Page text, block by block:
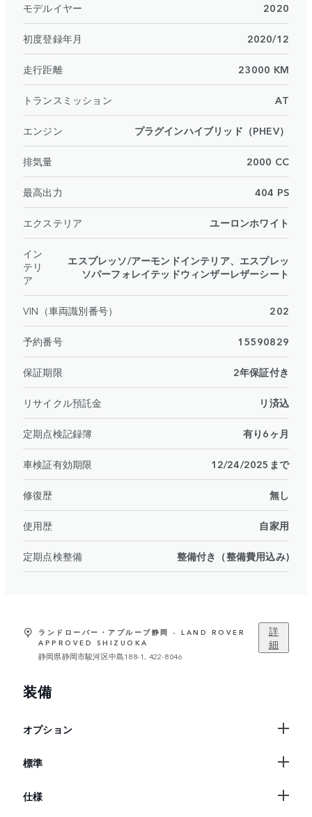
モデルイヤー 2020
初度登録年月 2020/12
走行距離 23000 KM
トランスミッション AT
エンジン プラグインハイブリッド（PHEV）
排気量 2000 CC
最高出力 404 PS
エクステリア ユーロンホワイト
イン
テリ
ア
エスプレッソ/アーモンドインテリア、エスプレッ
ソパーフォレイテッドウィンザーレザーシート
VIN（車両識別番号） 202
予約番号 15590829
保証期限 2年保証付き
リサイクル預託金 リ済込
定期点検記録簿 有り6ヶ月
車検証有効期限 12/24/2025まで
修復歴 無し
使用歴 自家用
定期点検整備 整備付き（整備費用込み)
ランドローバー・アプルーブ静岡 - LAND ROVER
APPROVED SHIZUOKA
静岡県静岡市駿河区中島188-1, 422-8046
詳
細
装備
オプション
標準
仕様